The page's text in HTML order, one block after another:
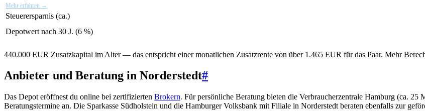
Mehr erfahren →
Steuerersparnis (ca.)
Depotwert nach 30 J. (6 %)
440.000 EUR Zusatzkapital im Alter — das entspricht einer monatlichen Zusatzrente von über 1.465 EUR für das Paar. Mehr
Anbieter und Beratung in Norderstedt#
Das Depot eröffnest du online bei zertifizierten Brokern. Für persönliche Beratung bieten die Verbraucherzentrale Hamburg (ca.
Beratungstermine an. Die Sparkasse Südholstein und die Hamburger Volksbank mit Filiale in Norderstedt beraten ebenfalls zur